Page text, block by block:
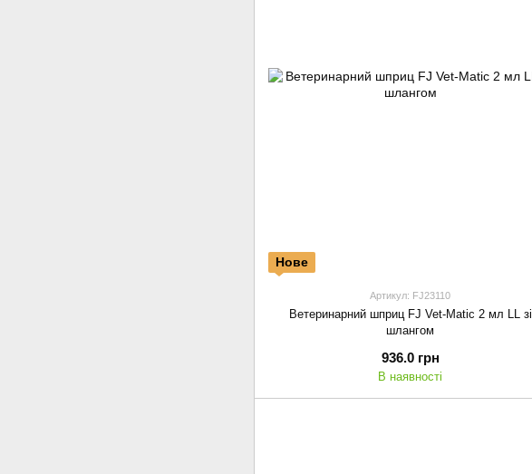
Нове
Артикул: FJ23110
Ветеринарний шприц FJ Vet-Matic 2 мл LL зі
шлангом
936.0 грн
В наявності